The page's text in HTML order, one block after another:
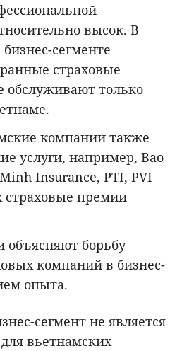
высок. В
сегменте
страховые
обслуживают только
компании также
услуги, например, Bao
Insurance, PTI, PVI
страховые премии
объясняют борьбу
компаний в бизнес-
опыта.
сегмент не является
вьетнамских